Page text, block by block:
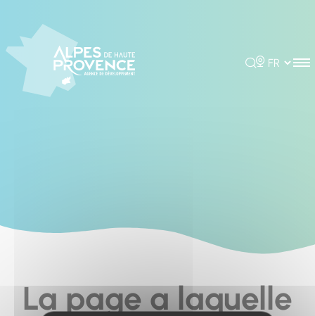
Rechercher
Choisir la
La page a laquelle